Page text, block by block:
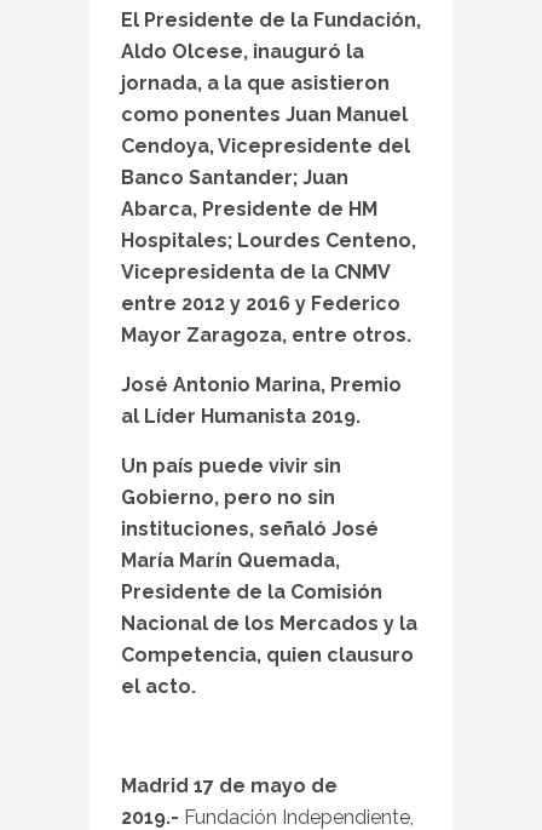
El Presidente de la Fundación,
Aldo Olcese, inauguró la
jornada, a la que asistieron
como ponentes Juan Manuel
Cendoya, Vicepresidente del
Banco Santander; Juan
Abarca, Presidente de HM
Hospitales; Lourdes Centeno,
Vicepresidenta de la CNMV
entre 2012 y 2016 y Federico
Mayor Zaragoza, entre otros.
José Antonio Marina, Premio
al Líder Humanista 2019.
Un país puede vivir sin
Gobierno, pero no sin
instituciones, señaló José
María Marín Quemada,
Presidente de la Comisión
Nacional de los Mercados y la
Competencia, quien clausuro
el acto.
Madrid 17 de mayo de
2019.- Fundación Independiente,